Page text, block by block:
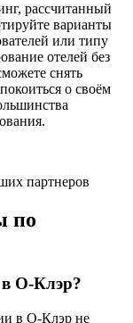
рассчитанный
варианты
или типу
отелей без
снять
о своём
партнеров
по
в О-Клэр?
в О-Клэр не